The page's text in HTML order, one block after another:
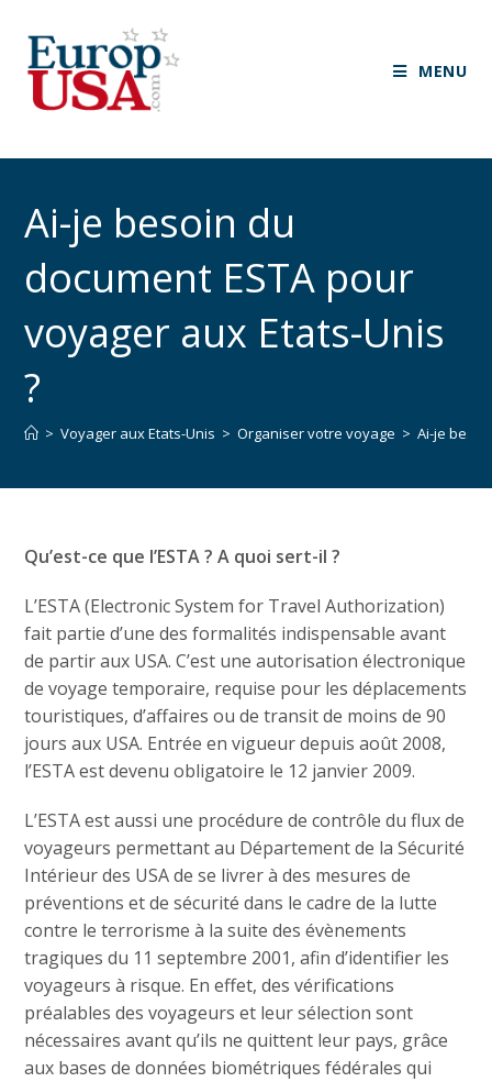
MENU
Ai-je besoin du
document ESTA pour
voyager aux Etats-Unis
?
> Voyager aux Etats-Unis > Organiser votre voyage > Ai-je
Qu’est-ce que l’ESTA ? A quoi sert-il ?
L’ESTA (Electronic System for Travel Authorization)
fait partie d’une des formalités indispensable avant
de partir aux USA. C’est une autorisation électronique
de voyage temporaire, requise pour les déplacements
touristiques, d’affaires ou de transit de moins de 90
jours aux USA. Entrée en vigueur depuis août 2008,
l’ESTA est devenu obligatoire le 12 janvier 2009.
L’ESTA est aussi une procédure de contrôle du flux de
voyageurs permettant au Département de la Sécurité
Intérieur des USA de se livrer à des mesures de
préventions et de sécurité dans le cadre de la lutte
contre le terrorisme à la suite des évènements
tragiques du 11 septembre 2001, afin d’identifier les
voyageurs à risque. En effet, des vérifications
préalables des voyageurs et leur sélection sont
nécessaires avant qu’ils ne quittent leur pays, grâce
aux bases de données biométriques fédérales qui